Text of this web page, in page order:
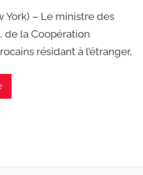
York) – Le ministre des
de la Coopération
résidant à l’étranger,